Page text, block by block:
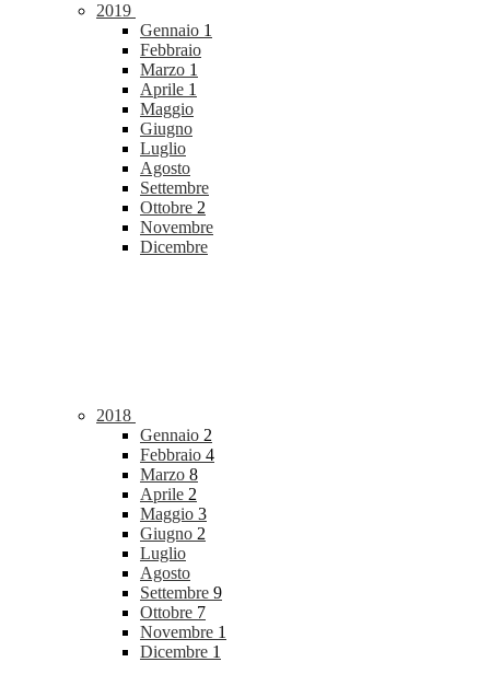
2019
Gennaio 1
Febbraio
Marzo 1
Aprile 1
Maggio
Giugno
Luglio
Agosto
Settembre
Ottobre 2
Novembre
Dicembre
2018
Gennaio 2
Febbraio 4
Marzo 8
Aprile 2
Maggio 3
Giugno 2
Luglio
Agosto
Settembre 9
Ottobre 7
Novembre 1
Dicembre 1